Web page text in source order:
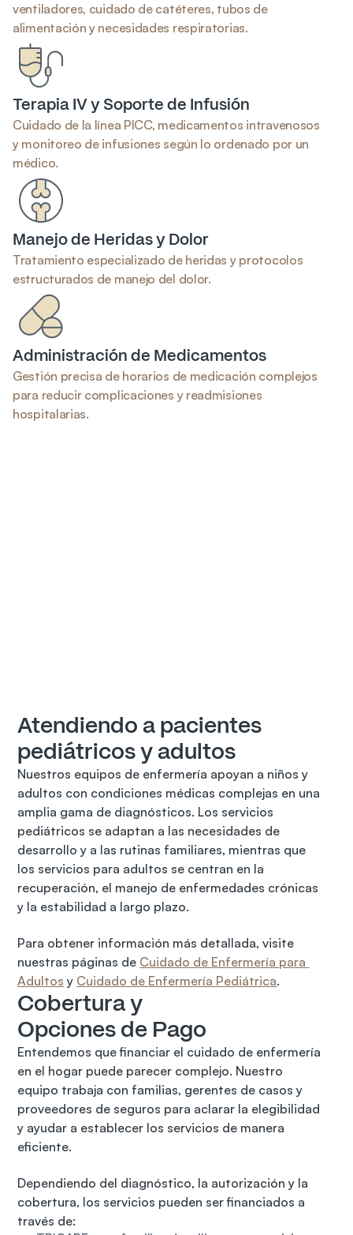
ventiladores, cuidado de catéteres, tubos de
alimentación y necesidades respiratorias.
Terapia IV y Soporte de Infusión
Cuidado de la línea PICC, medicamentos intravenosos
y monitoreo de infusiones según lo ordenado por un
médico.
Manejo de Heridas y Dolor
Tratamiento especializado de heridas y protocolos
estructurados de manejo del dolor.
Administración de Medicamentos
Gestión precisa de horarios de medicación complejos
para reducir complicaciones y readmisiones
hospitalarias.
Atendiendo a pacientes
pediátricos y adultos
Nuestros equipos de enfermería apoyan a niños y
adultos con condiciones médicas complejas en una
amplia gama de diagnósticos. Los servicios
pediátricos se adaptan a las necesidades de
desarrollo y a las rutinas familiares, mientras que
los servicios para adultos se centran en la
recuperación, el manejo de enfermedades crónicas
y la estabilidad a largo plazo.
Para obtener información más detallada, visite
nuestras páginas de Cuidado de Enfermería para
Adultos y Cuidado de Enfermería Pediátrica.
Cobertura y
Opciones de Pago
Entendemos que financiar el cuidado de enfermería
en el hogar puede parecer complejo. Nuestro
equipo trabaja con familias, gerentes de casos y
proveedores de seguros para aclarar la elegibilidad
y ayudar a establecer los servicios de manera
eficiente.
Dependiendo del diagnóstico, la autorización y la
cobertura, los servicios pueden ser financiados a
través de: